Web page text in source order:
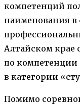
компетенций
наименования в
Алтайском крае
по компетенции
в категории
Помимо